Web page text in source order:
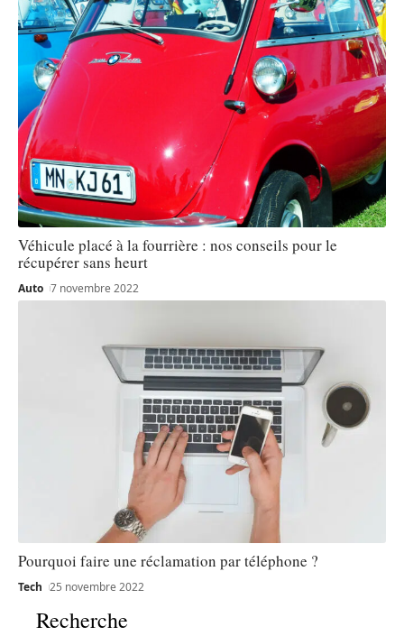
Véhicule placé à la fourrière : nos conseils pour le
récupérer sans heurt
Auto 7 novembre 2022
Pourquoi faire une réclamation par téléphone ?
Tech 25 novembre 2022
Recherche